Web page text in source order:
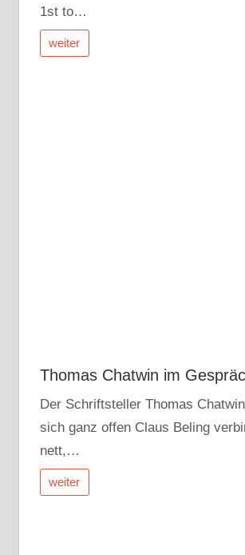
1st to…
weiter
Thomas Chatwin im
Der Schriftsteller Thomas
sich ganz offen Claus Beling
nett,…
weiter